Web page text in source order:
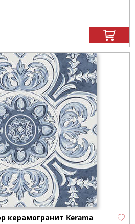
керамогранит Kerama